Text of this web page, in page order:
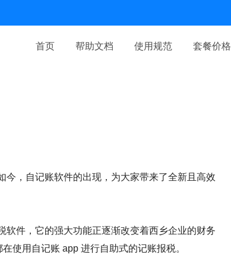
首页 帮助文档 使用规范 套餐价格
，自记账软件的出现，为大家带来了全新且高效
软件，它的强大功能正逐渐改变着西乡企业的财务
使用自记账 app 进行自助式的记账报税。